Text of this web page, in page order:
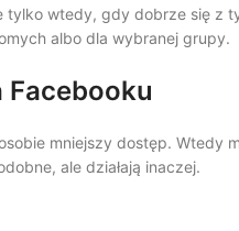
tylko wtedy, gdy dobrze się z
albo dla wybranej grupy.
mniejszy dostęp. Wtedy
ale działają inaczej.